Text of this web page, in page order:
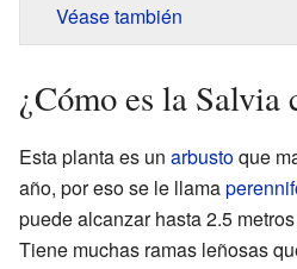
Véase también
¿Cómo es la Salvia
Esta planta es un arbustoque
año, por eso se le llama
puede alcanzar hasta 2.5
Tiene muchas ramas leñosas